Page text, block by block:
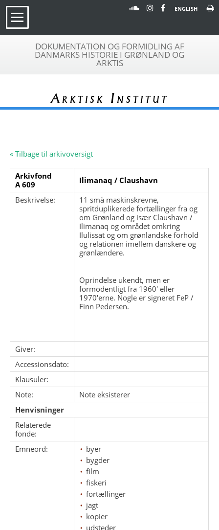
ENGLISH
DOKUMENTATION OG FORMIDLING AF
DANMARKS HISTORIE I GRØNLAND OG
ARKTIS
Arktisk Institut
« Tilbage til arkivoversigt
Arkivfond
A 609
Ilimanaq / Claushavn
Beskrivelse:
11 små maskinskrevne,
spritduplikerede fortællinger fra og
om Grønland og især Claushavn /
Ilimanaq og området omkring
Ilulissat og om grønlandske forhold
og relationen imellem danskere og
grønlændere.
Oprindelse ukendt, men er
formodentligt fra 1960' eller
1970'erne. Nogle er signeret FeP /
Finn Pedersen.
Giver:
Accessionsdato:
Klausuler:
Note:
Note eksisterer
Henvisninger
Relaterede
fonde:
Emneord:
byer
bygder
film
fiskeri
fortællinger
jagt
kopier
udsteder